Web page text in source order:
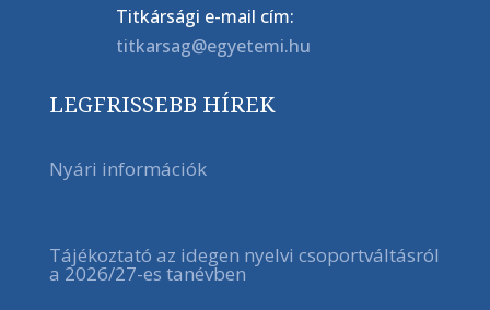
Titkársági e-mail cím:
titkarsag@egyetemi.hu
LEGFRISSEBB HÍREK
Nyári információk
Tájékoztató az idegen nyelvi csoportváltásról
a 2026/27-es tanévben